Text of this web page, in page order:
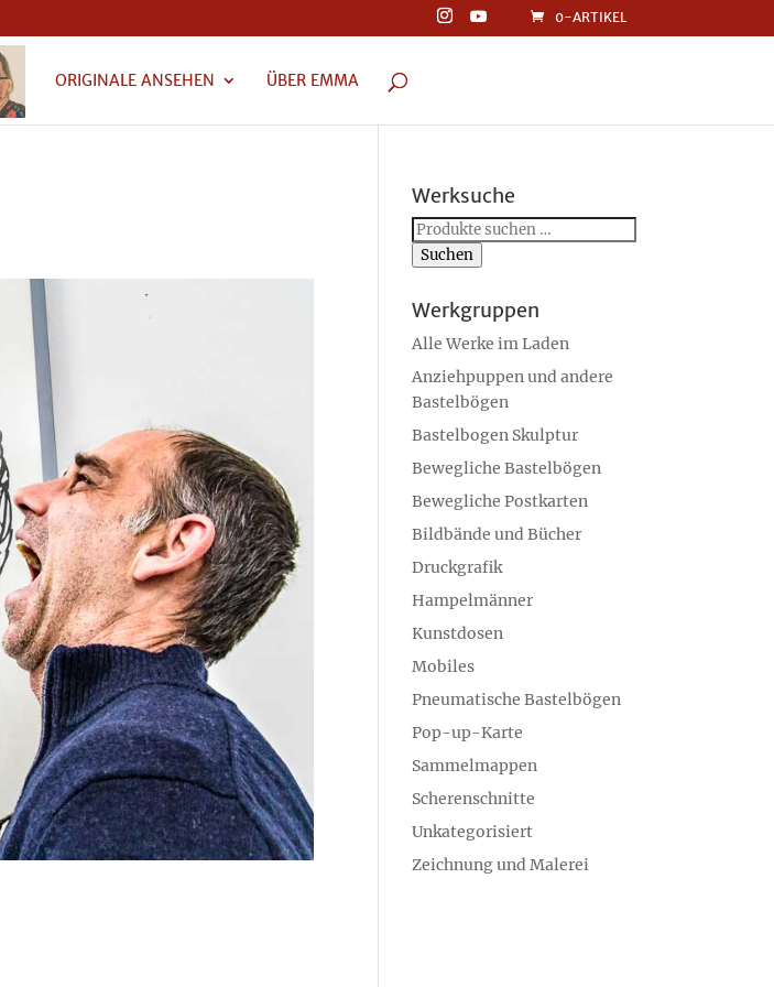
0-ARTIKEL
ORIGINALE ANSEHEN ÜBER EMMA
Werksuche
Suchen
nach:
Suchen
Werkgruppen
Alle Werke im Laden
Anziehpuppen und andere
Bastelbögen
Bastelbogen Skulptur
Bewegliche Bastelbögen
Bewegliche Postkarten
Bildbände und Bücher
Druckgrafik
Hampelmänner
Kunstdosen
Mobiles
Pneumatische Bastelbögen
Pop-up-Karte
Sammelmappen
Scherenschnitte
Unkategorisiert
Zeichnung und Malerei